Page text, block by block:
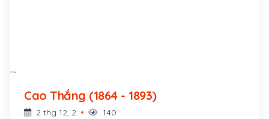
Cao Thắng (1864 - 1893)
2 thg 12, 2 140